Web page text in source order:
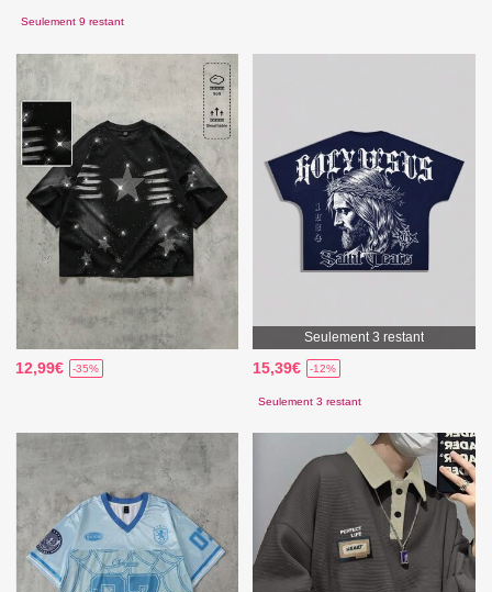
Seulement 9 restant
12,99€ -35%
Seulement 3 restant
15,39€ -12%
Seulement 3 restant